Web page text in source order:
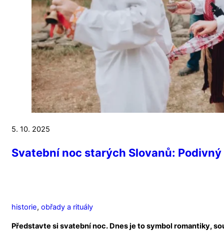
5. 10. 2025
Svatební noc starých Slovanů:
historie, obřady a rituály
Představte si svatební noc. Dnes je to symbol romantiky,